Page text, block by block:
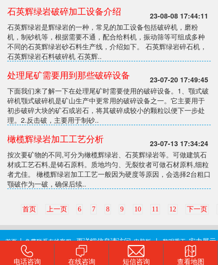
石英辉绿岩破碎加工设备介绍
23-08-08 17:44:11
石英辉绿岩是辉绿岩的一种，常见的加工设备包括破碎机，磨粉
机，制砂机等，根据需要不通，配合给料机，振动筛等可组成多种
不同的石英辉绿岩砂石料生产线，介绍如下。 石英辉绿岩碎石机，
石英辉绿岩石料破碎机 石英辉..
处理尾矿需要用到那些破碎设备
23-07-20 17:49:45
下面我们来了解一下在处理尾矿时需要使用的破碎设备。1、颚式破
碎机颚式破碎机是矿山生产中更常用的破碎设备之一。它主要用于
初步破碎大块的矿石或岩石，将其破碎成较小的颗粒以便下一步处
理。2.反击破，主要用于制砂..
橄榄辉绿岩加工工艺分析
23-07-13 17:34:24
按次要矿物的不同,可分为橄榄辉绿岩、石英辉绿岩等。可做建筑石
材或工艺石料,是铸石原料。质地均匀、无裂纹者可做石材原料,细粒
者尤佳。 橄榄辉绿岩加工工艺一般因为硬度等原因，会选择2台粗口
颚破作为一破，确保后续..
首页 上一页 6 7 8 9 10 11 12 下一页
首页 | 免费联系在线客服 更详细信息请访问 电脑版 | 黎明重工 实力展示
版权所有：河南黎明重工科技股份有限公司 销售部电话:0371-67981522 地址:郑州-
电话咨询 在线咨询 短信咨询 查看地图